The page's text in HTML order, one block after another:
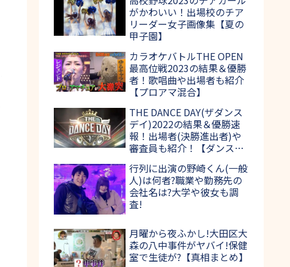
がかわいい！出場校のチア
リーダー女子画像集【夏の
甲子園】
カラオケバトルTHE OPEN
最高位戦2023の結果＆優勝
者！歌唱曲や出場者も紹介
【プロアマ混合】
THE DANCE DAY(ザダンス
デイ)2022の結果＆優勝速
報！出場者(決勝進出者)や
審査員も紹介！【ダンス日
行列に出演の野崎くん(一般
人)は何者?職業や勤務先の
会社名は?大学や彼女も調
査!
月曜から夜ふかし!大田区大
森の八中事件がヤバイ!保健
室で生徒が?【真相まとめ】